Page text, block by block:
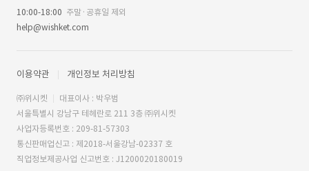
10:00-18:00 주말·공휴일 제외
help@wishket.com
이용약관 개인정보 처리방침
㈜위시켓
대표이사 : 박우범
서울특별시 강남구 테헤란로 211 3층 ㈜위시켓
사업자등록번호 : 209-81-57303
통신판매업신고 : 제2018-서울강남-02337 호
직업정보제공사업 신고번호 : J1200020180019